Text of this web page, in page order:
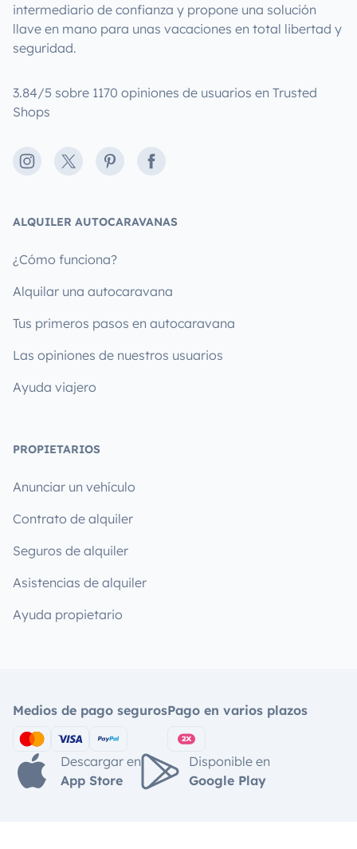
intermediario de confianza y propone una solución
llave en mano para unas vacaciones en total libertad y
seguridad.
3.84/5 sobre 1170 opiniones de usuarios en Trusted
Shops
Instagram
X PinterestFacebook
ALQUILER AUTOCARAVANAS
¿Cómo funciona?
Alquilar una autocaravana
Tus primeros pasos en autocaravana
Las opiniones de nuestros usuarios
Ayuda viajero
PROPIETARIOS
Anunciar un vehículo
Contrato de alquiler
Seguros de alquiler
Asistencias de alquiler
Ayuda propietario
Medios de pago segurosPago en varios plazos
Descargar en
App Store
Disponible en
Google Play